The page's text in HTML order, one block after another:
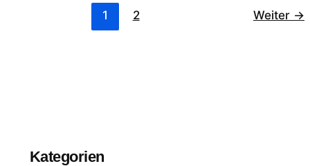
1 2 Weiter →
Kategorien